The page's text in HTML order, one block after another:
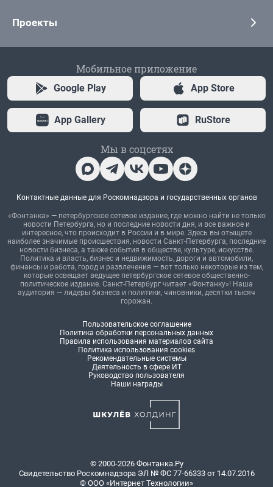
Проекты
Мобильное приложение
Google Play App Store
App Gallery RuStore
Мы в соцсетях
Контактные данные для Роскомнадзора и государственных органов
«Фонтанка» — петербургское сетевое издание, где можно найти не только
новости Петербурга, но и последние новости дня, и все важное и
интересное, что происходит в России и в мире. Здесь вы отыщете
наиболее значимые происшествия, новости Санкт-Петербурга, последние
новости бизнеса, а также события в обществе, культуре, искусстве.
Политика и власть, бизнес и недвижимость, дороги и автомобили,
финансы и работа, город и развлечения — вот только некоторые из тем,
которые освещает ведущее петербургское сетевое общественно-
политическое издание. Санкт-Петербург читает «Фонтанку»! Наша
аудитория — лидеры бизнеса и политики, чиновники, десятки тысяч
горожан.
Пользовательское соглашение
Политика обработки персональных данных
Правила использования материалов сайта
Политика использования cookies
Рекомендательные системы
Деятельность в сфере ИТ
Руководство пользователя
Наши награды
© 2000-2026 Фонтанка.Ру
Свидетельство Роскомнадзора ЭЛ № ФС 77-66333 от 14.07.2016
© ООО «Интернет Технологии»